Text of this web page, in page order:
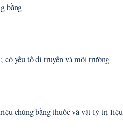
bằng
có yếu tố di truyền và môi trường
chứng bằng thuốc và vật lý trị liệu